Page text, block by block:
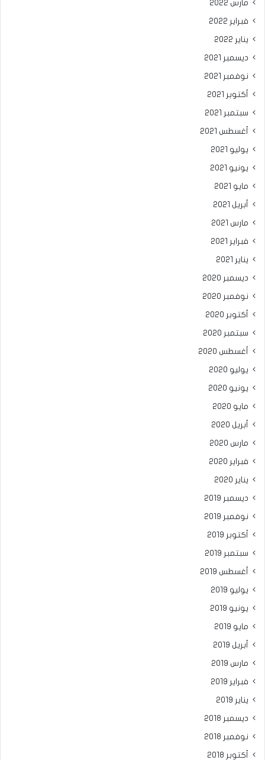
مارس 2022
فبراير 2022
يناير 2022
ديسمبر 2021
نوفمبر 2021
أكتوبر 2021
سبتمبر 2021
أغسطس 2021
يوليو 2021
يونيو 2021
مايو 2021
أبريل 2021
مارس 2021
فبراير 2021
يناير 2021
ديسمبر 2020
نوفمبر 2020
أكتوبر 2020
سبتمبر 2020
أغسطس 2020
يوليو 2020
يونيو 2020
مايو 2020
أبريل 2020
مارس 2020
فبراير 2020
يناير 2020
ديسمبر 2019
نوفمبر 2019
أكتوبر 2019
سبتمبر 2019
أغسطس 2019
يوليو 2019
يونيو 2019
مايو 2019
أبريل 2019
مارس 2019
فبراير 2019
يناير 2019
ديسمبر 2018
نوفمبر 2018
أكتوبر 2018